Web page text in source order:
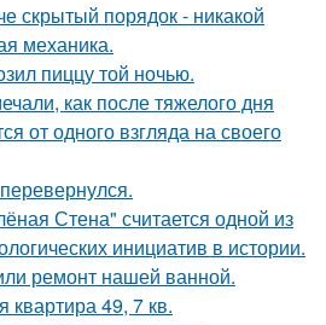
скрытый порядок - никакой
механика.
пиццу той ночью.
как после тяжелого дня
от одного взгляда на своего
Стена" считается одной из
инициатив в истории.
ремонт нашей ванной.
квартира 49, 7 кв.